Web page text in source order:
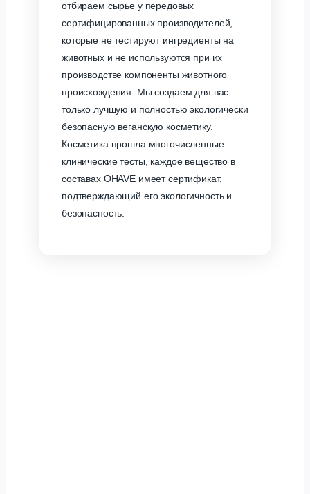
отбираем сырье у передовых
сертифицированных производителей,
которые не тестируют ингредиенты на
животных и не используются при их
производстве компоненты животного
происхождения. Мы создаем для вас
только лучшую и полностью экологически
безопасную веганскую косметику.
Косметика прошла многочисленные
клинические тесты, каждое вещество в
составах OHAVE имеет сертификат,
подтверждающий его экологичность и
безопасность.